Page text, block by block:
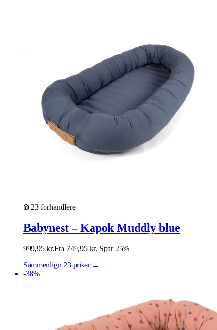
23 forhandlere
Babynest – Kapok Muddly blue
999,95kr.Fra 749,95 kr. Spar 25%
Sammenlign 23 priser →
-38%